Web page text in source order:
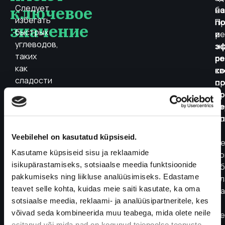
Veebilehel on kasutatud küpsiseid.
Kasutame küpsiseid sisu ja reklaamide
isikupärastamiseks, sotsiaalse meedia funktsioonide
pakkumiseks ning liikluse analüüsimiseks. Edastame
teavet selle kohta, kuidas meie saiti kasutate, ka oma
sotsiaalse meedia, reklaami- ja analüüsipartneritele, kes
võivad seda kombineerida muu teabega, mida olete neile
Следует
избегать
быстрых
углеводов,
таких
как
сладости
изделия
из
муки,
и
отдавать
предпочтение
цельнозерновым
продуктам,
овощам,
ключевое
значение
и